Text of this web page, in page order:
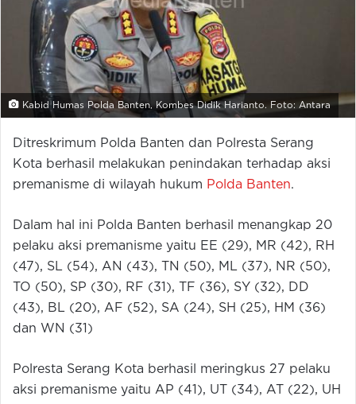
Kabid Humas Polda Banten, Kombes Didik Harianto. Foto: Antara
Ditreskrimum Polda Banten dan Polresta Serang
Kota berhasil melakukan penindakan terhadap aksi
premanisme di wilayah hukum Polda Banten.
Dalam hal ini Polda Banten berhasil menangkap 20
pelaku aksi premanisme yaitu EE (29), MR (42), RH
(47), SL (54), AN (43), TN (50), ML (37), NR (50),
TO (50), SP (30), RF (31), TF (36), SY (32), DD
(43), BL (20), AF (52), SA (24), SH (25), HM (36)
dan WN (31)
Polresta Serang Kota berhasil meringkus 27 pelaku
aksi premanisme yaitu AP (41), UT (34), AT (22), UH